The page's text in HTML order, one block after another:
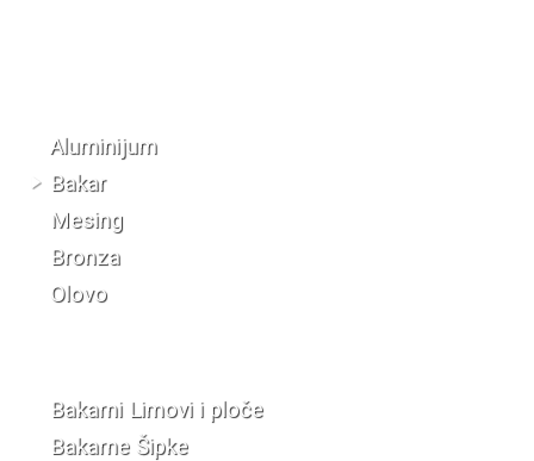
Aluminijum
Bakar
Mesing
Bronza
Olovo
Bakarni Limovi i ploče
Bakarne Šipke